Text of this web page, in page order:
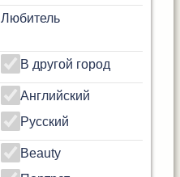
Любитель
В другой город
Английский
Русский
Beauty